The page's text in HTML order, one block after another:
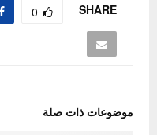
SHARE
0
موضوعات ذات صلة